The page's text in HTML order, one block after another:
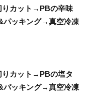
りカット→PBの辛味
パッキング→真空冷凍
カット→PBの塩タ
パッキング→真空冷凍